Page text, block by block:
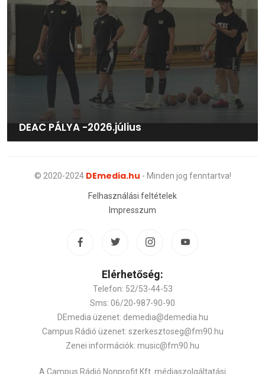
DEAC PÁLYA -2026.július
© 2020-2024 DEmedia.hu - Minden jog fenntartva!
Felhasználási feltételek
Impresszum
Elérhetőség:
Telefon: 52/53-44-53
Sms: 06/20-987-90-90
DEmedia üzenet: demedia@demedia.hu
Campus Rádió üzenet: szerkesztoseg@fm90.hu
Zenei információk: music@fm90.hu
A Campus Rádió Nonprofit Kft. médiaszolgáltatási